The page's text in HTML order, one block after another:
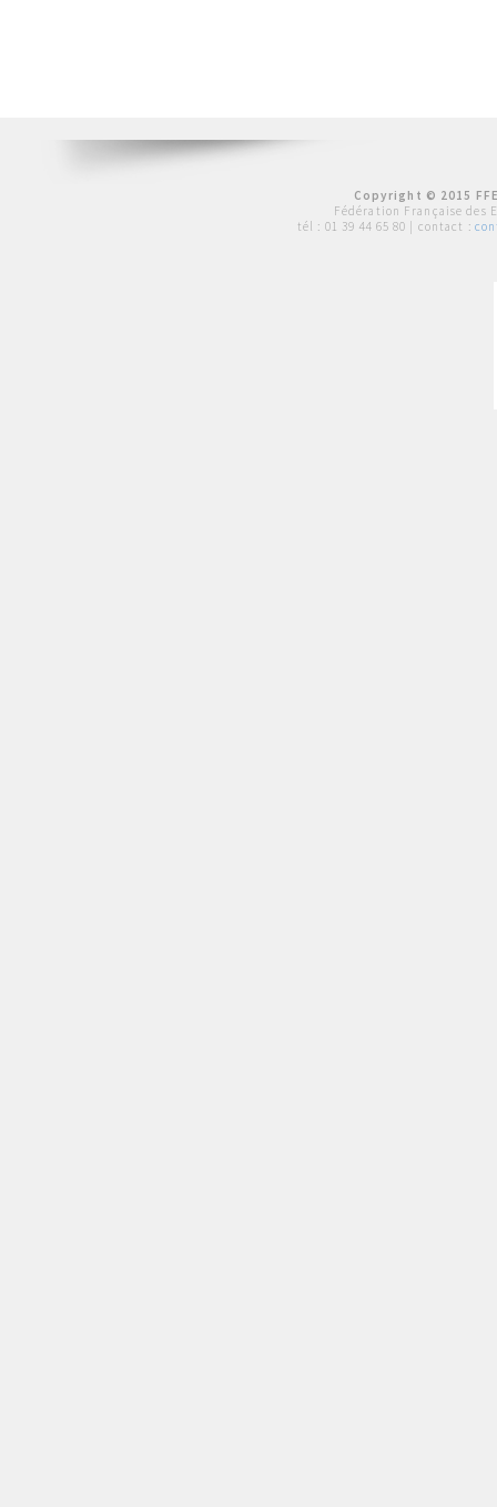
Copyright © 2015
Fédération Française des
tél : 01 39 44 65 80 | contact :